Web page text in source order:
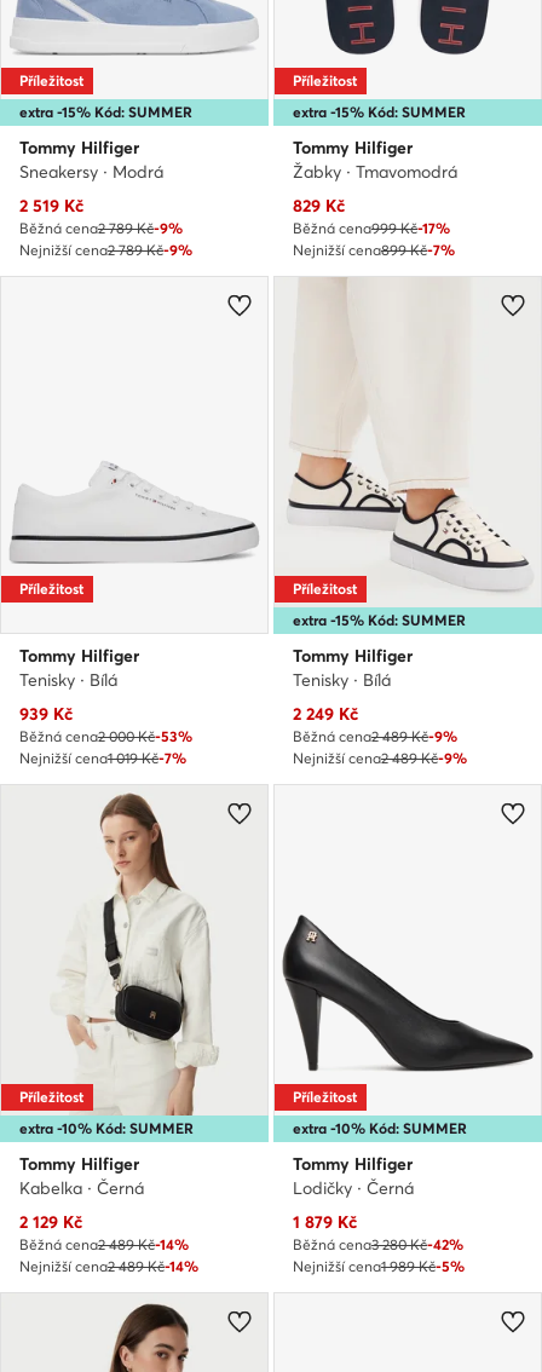
extra -15% Kód: SUMMER
Příležitost
Tommy Hilfiger
Sneakersy · Modrá
Aktuální cena
2 519 Kč
Běžná cena2 789 Kč-9%
Nejnižší cena2 789 Kč-9%
extra -15% Kód: SUMMER
Příležitost
Tommy Hilfiger
Žabky · Tmavomodrá
Aktuální cena
829 Kč
Běžná cena999 Kč-17%
Nejnižší cena899 Kč-7%
Příležitost
Tommy Hilfiger
Tenisky · Bílá
Aktuální cena
939 Kč
Běžná cena2 000 Kč-53%
Nejnižší cena1 019 Kč-7%
extra -15% Kód: SUMMER
Příležitost
Tommy Hilfiger
Tenisky · Bílá
Aktuální cena
2 249 Kč
Běžná cena2 489 Kč-9%
Nejnižší cena2 489 Kč-9%
extra -10% Kód: SUMMER
Příležitost
Tommy Hilfiger
Kabelka · Černá
Aktuální cena
2 129 Kč
Běžná cena2 489 Kč-14%
Nejnižší cena2 489 Kč-14%
extra -10% Kód: SUMMER
Příležitost
Tommy Hilfiger
Lodičky · Černá
Aktuální cena
1 879 Kč
Běžná cena3 280 Kč-42%
Nejnižší cena1 989 Kč-5%